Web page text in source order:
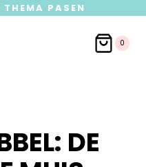
THEMA PASEN
0
DE